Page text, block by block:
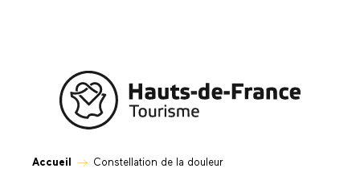
Accueil Constellation de la douleur